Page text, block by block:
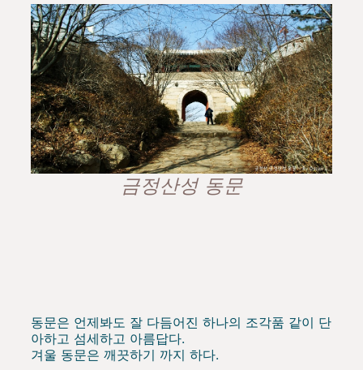
금정산성 동문
동문은 언제봐도 잘 다듬어진 하나의 조각품 같이 단
아하고 섬세하고 아름답다.
겨울 동문은 깨끗하기 까지 하다.